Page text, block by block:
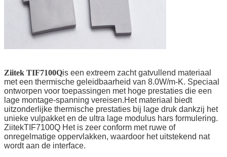
Ziitek TIF7100Qis een extreem zacht gatvullend materiaal
met een thermische geleidbaarheid van 8.0W/m-K. Speciaal
ontworpen voor toepassingen met hoge prestaties die een
lage montage-spanning vereisen.Het materiaal biedt
uitzonderlijke thermische prestaties bij lage druk dankzij het
unieke vulpakket en de ultra lage modulus hars formulering.
ZiitekTIF7100Q Het is zeer conform met ruwe of
onregelmatige oppervlakken, waardoor het uitstekend nat
wordt aan de interface.